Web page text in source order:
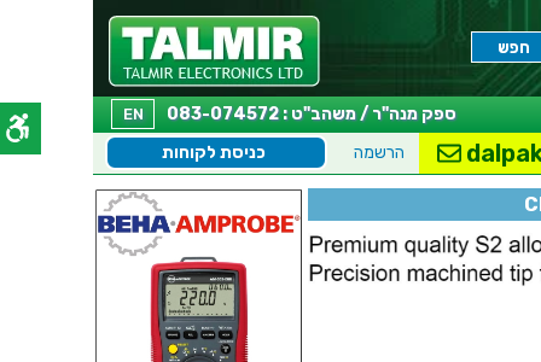
EN
ספק מנה"ר / משהב"ט : 083-074572
כניסת לקוחות
הרשמה